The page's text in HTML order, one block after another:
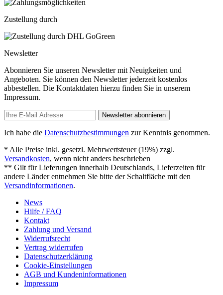
Zustellung durch
Newsletter
Abonnieren Sie unseren Newsletter mit Neuigkeiten und
Angeboten. Sie können den Newsletter jederzeit kostenlos
abbestellen. Die Kontaktdaten hierzu finden Sie in unserem
Impressum.
Newsletter abonnieren
Ich habe die Datenschutzbestimmungen zur Kenntnis genommen.
* Alle Preise inkl. gesetzl. Mehrwertsteuer (19%) zzgl.
Versandkosten, wenn nicht anders beschrieben
** Gilt für Lieferungen innerhalb Deutschlands, Lieferzeiten für
andere Länder entnehmen Sie bitte der Schaltfläche mit den
Versandinformationen.
News
Hilfe / FAQ
Kontakt
Zahlung und Versand
Widerrufsrecht
Vertrag widerrufen
Datenschutzerklärung
Cookie-Einstellungen
AGB und Kundeninformationen
Impressum